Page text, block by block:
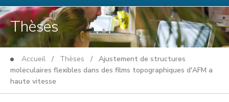
Thèses
Accueil / Thèses / Ajustement de structures
moleculaires flexibles dans des films topographiques d'AFM a
haute vitesse